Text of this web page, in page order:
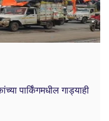
पार्किंगमधील गाड्याही